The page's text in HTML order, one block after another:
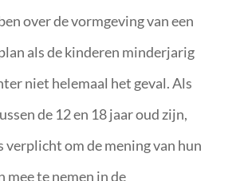
over de vormgeving van een
als de kinderen minderjarig
niet helemaal het geval. Als
de 12 en 18 jaar oud zijn,
verplicht om de mening van hun
mee te nemen in de